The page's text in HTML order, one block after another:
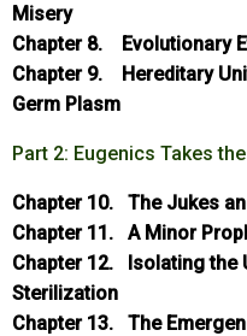
Misery
Chapter 8. Evolutionary
Chapter 9. Hereditary
Germ Plasm
Part 2: Eugenics Takes
Chapter 10. The Jukes
Chapter 11. A Minor
Chapter 12. Isolating the
Sterilization
Chapter 13. The